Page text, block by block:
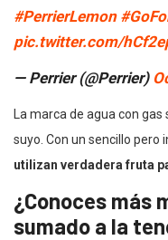
#PerrierLemon
pic.twitter.com/
— Perrier (@Perrier)
La marca de agua con
suyo. Con un sencillo pero
utilizan verdadera fruta
¿Conoces más
sumado a la